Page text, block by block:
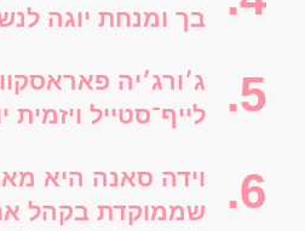
בך ומנחת יוגה
ג׳ורג׳יה
לייף־סטייל ויזמית
וידה סאנה היא
שממוקדת בקהל